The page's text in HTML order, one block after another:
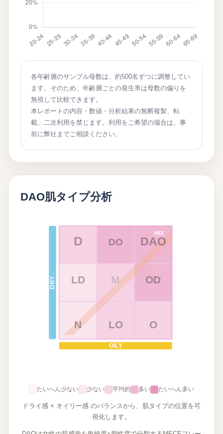
各年齢層のサンプル母数は、約500名ずつに調整してい
ます。そのため、年齢層ごとの発生率は母数の偏りを
無視して比較できます。
本レポートの内容・数値・分析結果の無断複製、転
載、二次利用を禁じます。利用をご希望の場合は、事
前に弊社までご相談ください。
DAO肌タイプ分析
DRY
OILY
MIX
D DO DAO
LD M OD
N LO O
たいへん少ない 少ない 平均的 多い たいへん多い
ドライ感 × オイリー感 のバランスから、肌タイプの位置を可
視化します。